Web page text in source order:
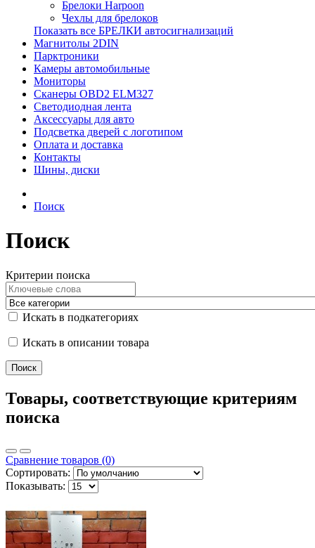
Брелоки Harpoon
Чехлы для брелоков
Показать все БРЕЛКИ автосигнализаций
Магнитолы 2DIN
Парктроники
Камеры автомобильные
Мониторы
Сканеры OBD2 ELM327
Светодиодная лента
Аксессуары для авто
Подсветка дверей с логотипом
Оплата и доставка
Контакты
Шины, диски
Поиск
Поиск
Критерии поиска
Искать в подкатегориях
Искать в описании товара
Товары, соответствующие критериям
поиска
Сравнение товаров (0)
Сортировать:
Показывать: